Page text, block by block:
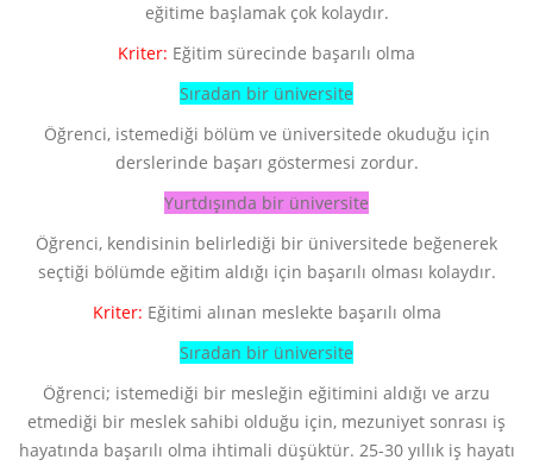
eğitime başlamak çok kolaydır.
Kriter: Eğitim sürecinde başarılı olma
Sıradan bir üniversite
Öğrenci, istemediği bölüm ve üniversitede okuduğu için
derslerinde başarı göstermesi zordur.
Yurtdışında bir üniversite
Öğrenci, kendisinin belirlediği bir üniversitede beğenerek
seçtiği bölümde eğitim aldığı için başarılı olması kolaydır.
Kriter: Eğitimi alınan meslekte başarılı olma
Sıradan bir üniversite
Öğrenci; istemediği bir mesleğin eğitimini aldığı ve arzu
etmediği bir meslek sahibi olduğu için, mezuniyet sonrası iş
hayatında başarılı olma ihtimali düşüktür. 25-30 yıllık iş hayatı